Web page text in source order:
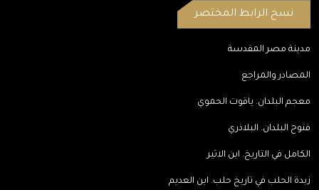
نسخ الرابط المختصر
مدينة مصر المقدسة
المصادر والمراجع
معجم البلدان. ياقوت الحموي
فتوح البلدان. البلاذري
الكامل في التاريخ. ابن الاثير
زبدة الحلب في تاريخ حلب. ابن العديم